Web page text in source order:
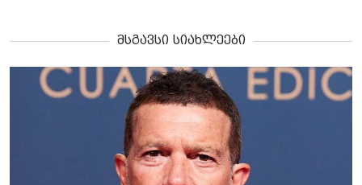
მსგავსი სიახლეები